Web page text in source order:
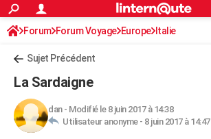
ACTUALITÉS
Politique
Société
Faits Divers
Education
Monde
Villes
+
FINANCE
Retraite
Impôts
Epargne
Immobilier
Risques naturels par ville
Banque
Assurance
Crédit
AUTO
S'inscrire
Connexion
Forum Forum Voyage Europe Italie
Sujet Précédent
La Sardaigne
dan- Modifié le 8 juin 2017 à 14:38
Utilisateur anonyme - 8 juin 2017 à 14:47